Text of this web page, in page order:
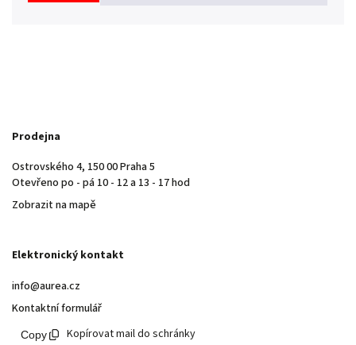
Prodejna
Ostrovského 4, 150 00 Praha 5
Otevřeno po - pá 10 - 12 a 13 - 17 hod
Zobrazit na mapě
Elektronický kontakt
info@aurea.cz
Kontaktní formulář
Kopírovat mail do schránky